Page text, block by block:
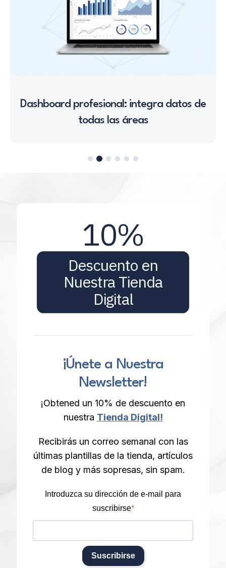
Dashboard profesional: integra datos de
todas las áreas
10%
Descuento en
Nuestra Tienda
Digital
¡Únete a Nuestra
Newsletter!
¡Obtened un 10% de descuento en
nuestra Tienda Digital!
Recibirás un correo semanal con las
últimas plantillas de la tienda, artículos
de blog y más sopresas, sin spam.
Introduzca su dirección de e-mail para
suscribirse
Suscribirse